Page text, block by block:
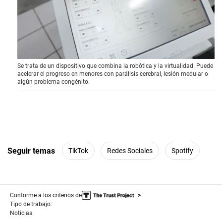
0
s
e
c
o
m
i
s
,
4
Se trata de un dispositivo que combina la robótica y la virtualidad. Puede
acelerar el progreso en menores con parálisis cerebral, lesión medular o
algún problema congénito.
Seguir temas TikTok Redes Sociales Spotify
Conforme a los criterios de
Tipo de trabajo:
Noticias